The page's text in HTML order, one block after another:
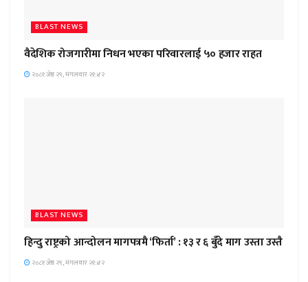
BLAST NEWS
वैदेशिक रोजगारीमा निधन भएका परिवारलाई ५० हजार राहत
२०८१ जेष्ठ २९, मंगलवार २१:४२
BLAST NEWS
हिन्दु राष्ट्रको आन्दोलन मागपत्रमै ‘फिर्ता’ : १३ र ६ बुँदे माग उस्ता उस्तै
२०८१ जेष्ठ २९, मंगलवार २१:४२